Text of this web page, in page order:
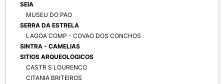
SEIA
MUSEU DO PAO
SERRA DA ESTRELA
LAGOA COMP - COVAO DOS CONCHOS
SINTRA - CAMELIAS
SITIOS ARQUEOLOGICOS
CASTR S LOURENCO
CITANIA BRITEIROS